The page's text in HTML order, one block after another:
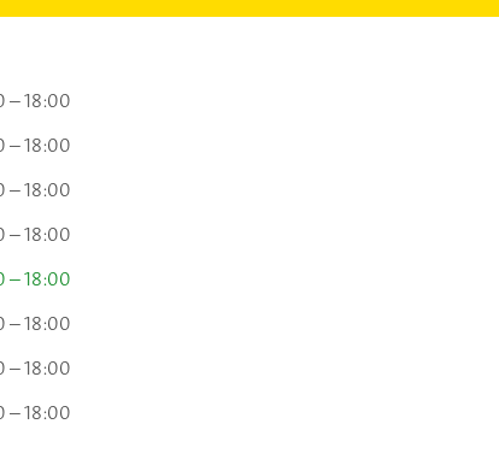
– 18:00
– 18:00
– 18:00
– 18:00
– 18:00
– 18:00
– 18:00
– 18:00